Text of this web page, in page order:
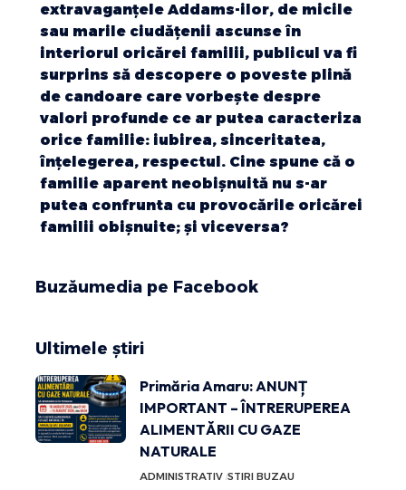
extravaganțele Addams-ilor, de micile
sau marile ciudățenii ascunse în
interiorul oricărei familii, publicul va fi
surprins să descopere o poveste plină
de candoare care vorbește despre
valori profunde ce ar putea caracteriza
orice familie: iubirea, sinceritatea,
înțelegerea, respectul. Cine spune că o
familie aparent neobișnuită nu s-ar
putea confrunta cu provocările oricărei
familii obișnuite; și viceversa?
Buzăumedia pe Facebook
Ultimele știri
Primăria Amaru: ANUNȚ
IMPORTANT – ÎNTRERUPEREA
ALIMENTĂRII CU GAZE
NATURALE
ADMINISTRATIV STIRI BUZAU